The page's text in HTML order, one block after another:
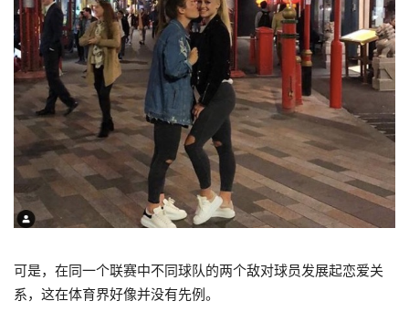
可是，在同一个联赛中不同球队的两个敌对球员发展起恋爱关
系，这在体育界好像并没有先例。